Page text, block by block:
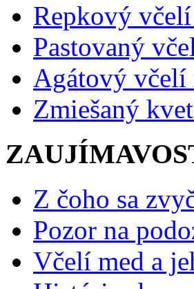
Repkový
Pastovaný
Agátový včelí
Zmiešaný
Z čoho sa
Pozor na
Včelí med a